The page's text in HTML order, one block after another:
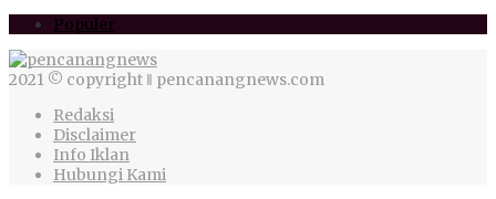
Populer
2021 © copyright ‖ pencanangnews.com
Redaksi
Disclaimer
Info Iklan
Hubungi Kami